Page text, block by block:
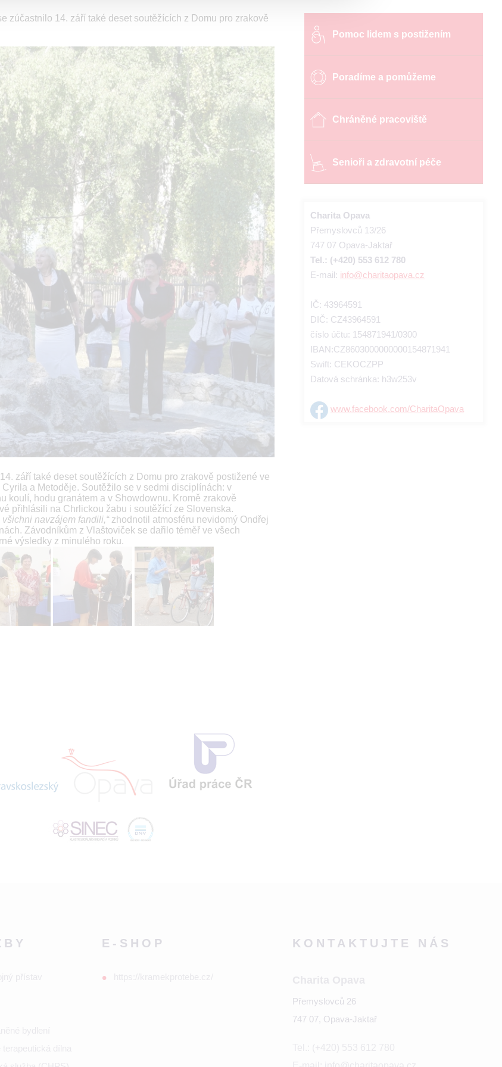
Pomoc lidem s postižením
Poradíme a pomůžeme
Chráněné pracoviště
Senioři a zdravotní péče
Charita Opava
Přemyslovců 13/26
747 07 Opava-Jaktař
Tel.: (+420) 553 612 780
E-mail: info@charitaopava.cz
IČ: 43964591
DIČ: CZ43964591
číslo účtu: 154871941/0300
IBAN:CZ8603000000000154871941
Swift: CEKOCZPP
Datová schránka: h3w253v
www.facebook.com/CharitaOpava
zúčastnilo 14. září také deset soutěžících z Domu pro zrakově
září také deset soutěžících z Domu pro zrakově postižené ve
a Metoděje. Soutěžilo se v sedmi disciplínách: v
koulí, hodu granátem a v Showdownu. Kromě zrakově
přihlásili na Chrlickou žabu i soutěžící ze Slovenska.
navzájem fandili,“zhodnotil atmosféru nevidomý Ondřej
Závodníkům z Vlaštoviček se dařilo téměř ve všech
výsledky z minulého roku.
E-SHOP KONTAKTUJTE NÁS
Přemyslovců 26
747 07, Opava-Jaktař